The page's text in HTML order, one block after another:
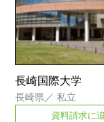
長崎国際大学
長崎県／私立
資料請求に